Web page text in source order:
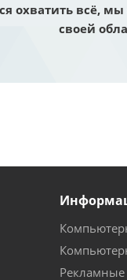
охватить всё,
своей